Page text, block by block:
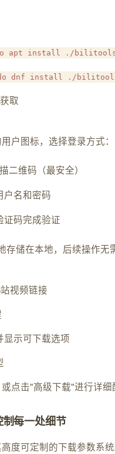
apt install ./
dnf install ./
取
户图标，选择登录方式：
二维码（最安全）
户名和密码
证码完成验证
存储在本地，后续操作无
视频链接
显示可下载选项
点击"高级下载"进行详细
制每一处细节
度可定制的下载参数系